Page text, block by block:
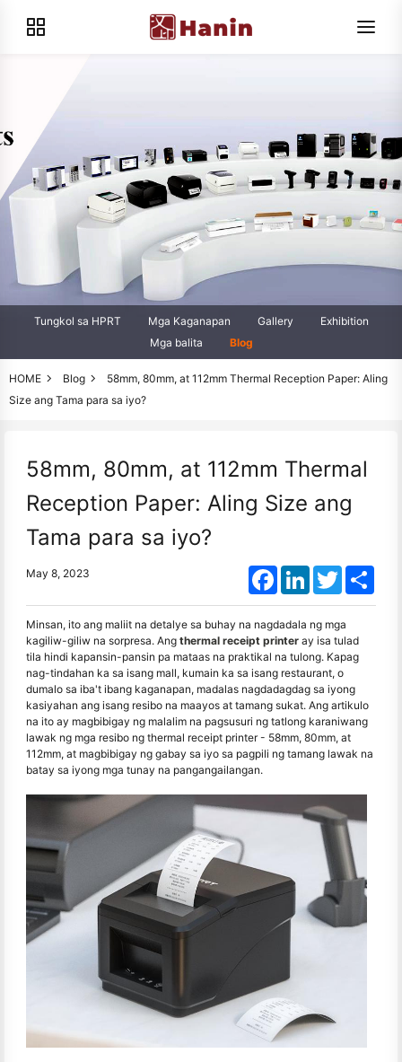
Tungkol sa HPRT Mga Kaganapan Gallery
Exhibition
Mga balita
Blog
HOME Blog
58mm, 80mm, at 112mm Thermal Reception Paper: Aling
Size ang Tama para sa iyo?
58mm, 80mm, at 112mm Thermal
Reception Paper: Aling Size ang
Tama para sa iyo?
May 8, 2023 FacebookLinkedInTwitter
Minsan, ito ang maliit na detalye sa buhay na nagdadala ng mga
kagiliw-giliw na sorpresa. Ang thermal receipt printer ay isa tulad
tila hindi kapansin-pansin pa mataas na praktikal na tulong. Kapag
nag-tindahan ka sa isang mall, kumain ka sa isang restaurant, o
dumalo sa iba't ibang kaganapan, madalas nagdadagdag sa iyong
kasiyahan ang isang resibo na maayos at tamang sukat. Ang artikulo
na ito ay magbibigay ng malalim na pagsusuri ng tatlong karaniwang
lawak ng mga resibo ng thermal receipt printer - 58mm, 80mm, at
112mm, at magbibigay ng gabay sa iyo sa pagpili ng tamang lawak na
batay sa iyong mga tunay na pangangailangan.